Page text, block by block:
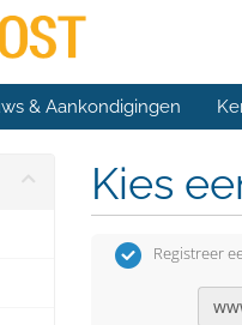
& Aankondigingen
Kies
Registreer